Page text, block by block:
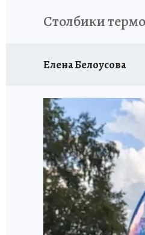
Столбики
Елена Белоусова